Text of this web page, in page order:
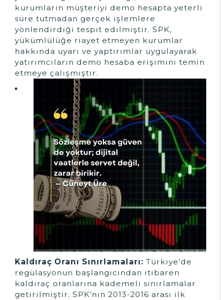
kurumların müşteriyi demo hesapta yeterli
süre tutmadan gerçek işlemlere
yönlendirdiği tespit edilmiştir. SPK,
yükümlülüğe riayet etmeyen kurumlar
hakkında uyarı ve yaptırımlar uygulayarak
yatırımcıların demo hesaba erişimini temin
etmeye çalışmıştır.
Kaldıraç Oranı Sınırlamaları: Türkiye’de
regülasyonun başlangıcından itibaren
kaldıraç oranlarına kademeli sınırlamalar
getirilmiştir. SPK’nın 2013-2016 arası ilk